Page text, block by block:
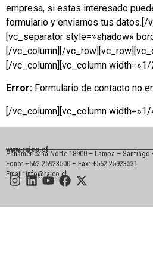
empresa, si estas interesado
formulario y enviarnos tus datos.[/
[vc_separator style=»shadow»
[/vc_column][/
[/vc_column][vc_column width=»1/
Error: Formulario de contacto no
[/vc_column][vc_column
www.raico.cl
Panamericana Norte 18900 – Lampa – Santiago
Fono: +562 25923500 – Fax: +562 25923531
Email: info@raico.cl